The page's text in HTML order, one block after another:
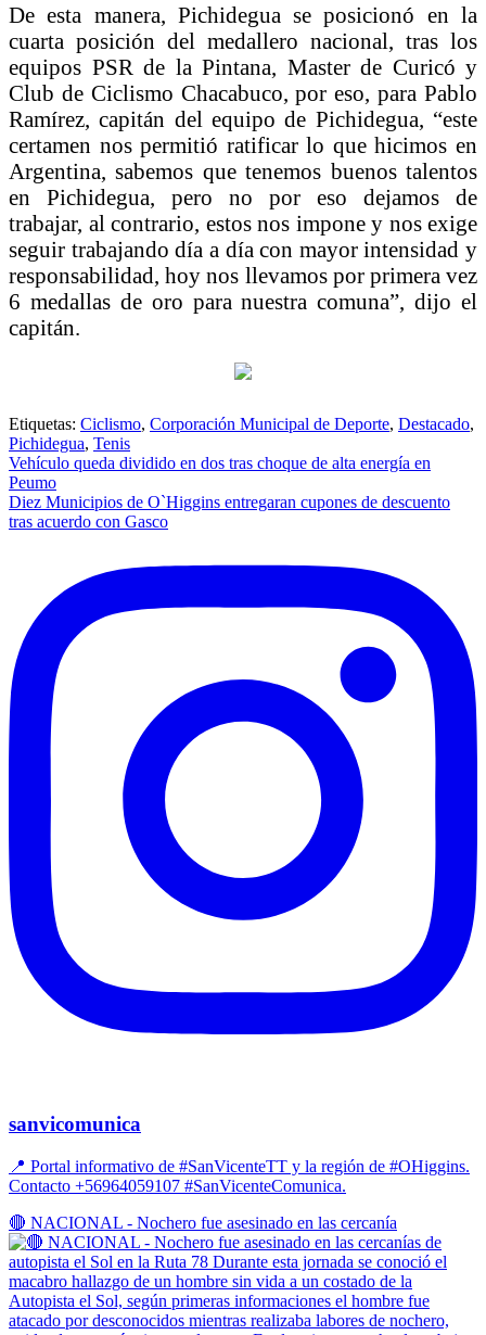
De esta manera, Pichidegua se posicionó en la
cuarta posición del medallero nacional, tras los
equipos PSR de la Pintana, Master de Curicó y
Club de Ciclismo Chacabuco, por eso, para Pablo
Ramírez, capitán del equipo de Pichidegua, “este
certamen nos permitió ratificar lo que hicimos en
Argentina, sabemos que tenemos buenos talentos
en Pichidegua, pero no por eso dejamos de
trabajar, al contrario, estos nos impone y nos exige
seguir trabajando día a día con mayor intensidad y
responsabilidad, hoy nos llevamos por primera vez
6 medallas de oro para nuestra comuna”, dijo el
capitán.
Etiquetas: Ciclismo, Corporación Municipal de Deporte, Destacado,
Pichidegua, Tenis
Navegación
de
entradas
Vehículo queda dividido en dos tras choque de alta energía en
Peumo
Diez Municipios de O`Higgins entregaran cupones de descuento
tras acuerdo con Gasco
sanvicomunica
📍 Portal informativo de #SanVicenteTT y la región de #OHiggins.
Contacto +56964059107 #SanVicenteComunica.
🔴 NACIONAL - Nochero fue asesinado en las cercanía